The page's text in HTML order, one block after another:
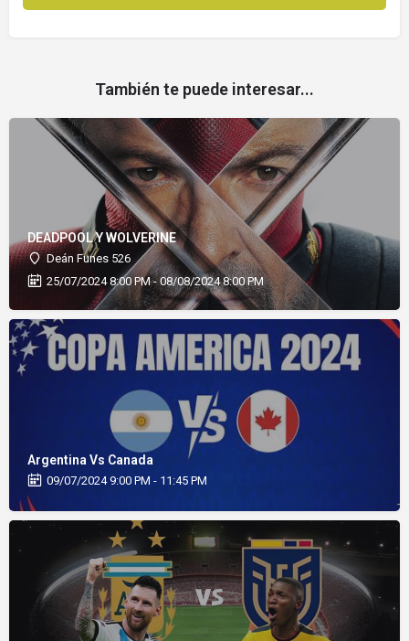
También te puede interesar...
DEADPOOL Y WOLVERINE
Deán Funes 526
25/07/2024 8:00 PM - 08/08/2024 8:00 PM
Argentina Vs Canada
09/07/2024 9:00 PM - 11:45 PM